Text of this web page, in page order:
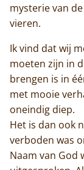
mysterie van
vieren.
Ik vind dat wij
moeten zijn in
brengen is in
met mooie
oneindig diep.
Het is dan ook
verboden was
Naam van God